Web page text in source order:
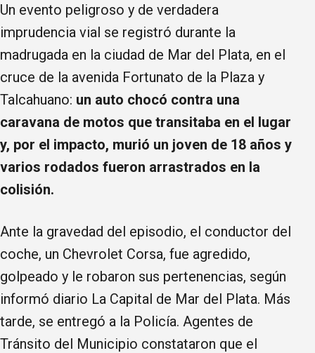
Un evento peligroso y de verdadera
imprudencia vial se registró durante la
madrugada en la ciudad de Mar del Plata, en el
cruce de la avenida Fortunato de la Plaza y
Talcahuano: un auto chocó contra una
caravana de motos que transitaba en el lugar
y, por el impacto, murió un joven de 18 años y
varios rodados fueron arrastrados en la
colisión.
Ante la gravedad del episodio, el conductor del
coche, un Chevrolet Corsa, fue agredido,
golpeado y le robaron sus pertenencias, según
informó diario La Capital de Mar del Plata. Más
tarde, se entregó a la Policía. Agentes de
Tránsito del Municipio constataron que el